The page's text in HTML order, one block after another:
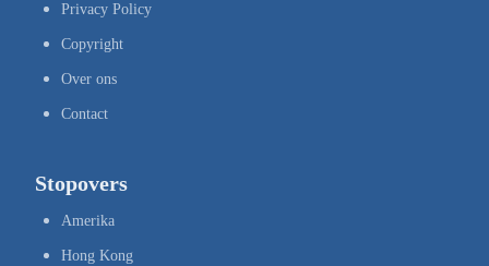
Privacy Policy
Copyright
Over ons
Contact
Stopovers
Amerika
Hong Kong